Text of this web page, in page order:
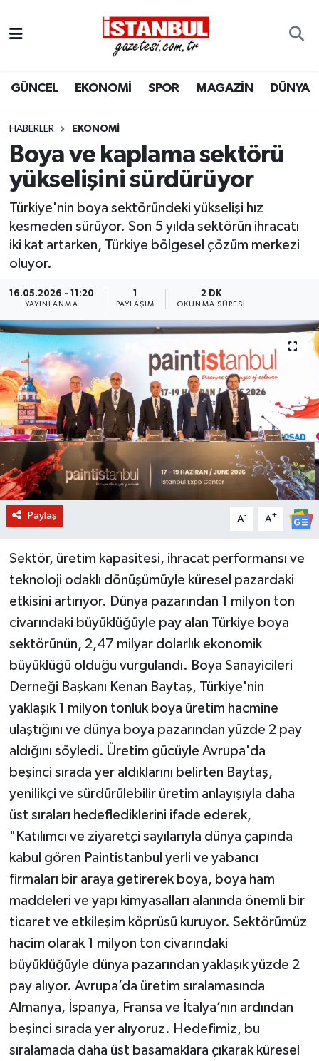
GÜNCEL EKONOMİ SPOR MAGAZİN DÜNYA
HABERLER EKONOMI
Boya ve kaplama sektörü
yükselişini sürdürüyor
Türkiye'nin boya sektöründeki yükselişi hız
kesmeden sürüyor. Son 5 yılda sektörün ihracatı
iki kat artarken, Türkiye bölgesel çözüm merkezi
oluyor.
16.05.2026 - 11:20
YAYINLANMA PAYLAŞIM
2 DK
OKUNMA SÜRESI
Paylaş A- A+
Sektör, üretim kapasitesi, ihracat performansı ve
teknoloji odaklı dönüşümüyle küresel pazardaki
etkisini artırıyor. Dünya pazarından 1 milyon ton
civarındaki büyüklüğüyle pay alan Türkiye boya
sektörünün, 2,47 milyar dolarlık ekonomik
büyüklüğü olduğu vurgulandı. Boya Sanayicileri
Derneği Başkanı Kenan Baytaş, Türkiye'nin
yaklaşık 1 milyon tonluk boya üretim hacmine
ulaştığını ve dünya boya pazarından yüzde 2 pay
aldığını söyledi. Üretim gücüyle Avrupa'da
beşinci sırada yer aldıklarını belirten Baytaş,
yenilikçi ve sürdürülebilir üretim anlayışıyla daha
üst sıraları hedeflediklerini ifade ederek,
"Katılımcı ve ziyaretçi sayılarıyla dünya çapında
kabul gören Paintistanbul yerli ve yabancı
firmaları bir araya getirerek boya, boya ham
maddeleri ve yapı kimyasalları alanında önemli bir
ticaret ve etkileşim köprüsü kuruyor. Sektörümüz
hacim olarak 1 milyon ton civarındaki
büyüklüğüyle dünya pazarından yaklaşık yüzde 2
pay alıyor. Avrupa’da üretim sıralamasında
Almanya, İspanya, Fransa ve İtalya’nın ardından
beşinci sırada yer alıyoruz. Hedefimiz, bu
sıralamada daha üst basamaklara çıkarak küresel
EKONOMİ
İSTANBUL
DÜNYA
KÜLTÜR SANAT
SAĞLIK
BİLİM VE TEKNOLOJİ
OTOMOBİL
KURUMSAL
Nöbetçi Eczaneler
Hava Durumu
Trafik Durumu
Süper Lig Puan Durumu ve Fikstür
Son Dakika Haberleri
Haber Arşivi